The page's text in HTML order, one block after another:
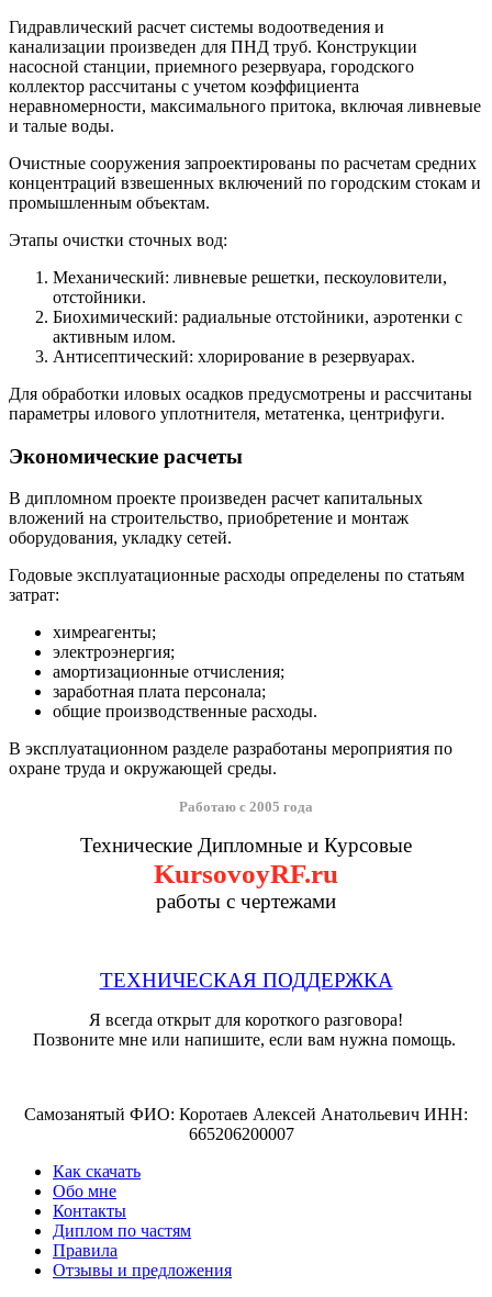
Гидравлический расчет системы водоотведения и
канализации произведен для ПНД труб. Конструкции
насосной станции, приемного резервуара, городского
коллектор рассчитаны с учетом коэффициента
неравномерности, максимального притока, включая ливневые
и талые воды.
Очистные сооружения запроектированы по расчетам средних
концентраций взвешенных включений по городским стокам и
промышленным объектам.
Этапы очистки сточных вод:
Механический: ливневые решетки, пескоуловители,
отстойники.
Биохимический: радиальные отстойники, аэротенки с
активным илом.
Антисептический: хлорирование в резервуарах.
Для обработки иловых осадков предусмотрены и рассчитаны
параметры илового уплотнителя, метатенка, центрифуги.
Экономические расчеты
В дипломном проекте произведен расчет капитальных
вложений на строительство, приобретение и монтаж
оборудования, укладку сетей.
Годовые эксплуатационные расходы определены по статьям
затрат:
химреагенты;
электроэнергия;
амортизационные отчисления;
заработная плата персонала;
общие производственные расходы.
В эксплуатационном разделе разработаны мероприятия по
охране труда и окружающей среды.
Работаю с 2005 года
Технические Дипломные и Курсовые
KursovoyRF.ru
работы с чертежами
ТЕХНИЧЕСКАЯ ПОДДЕРЖКА
Я всегда открыт для короткого разговора!
Позвоните мне или напишите, если вам нужна помощь.
Самозанятый ФИО: Коротаев Алексей Анатольевич ИНН:
665206200007
Как скачать
Обо мне
Контакты
Диплом по частям
Правила
Отзывы и предложения